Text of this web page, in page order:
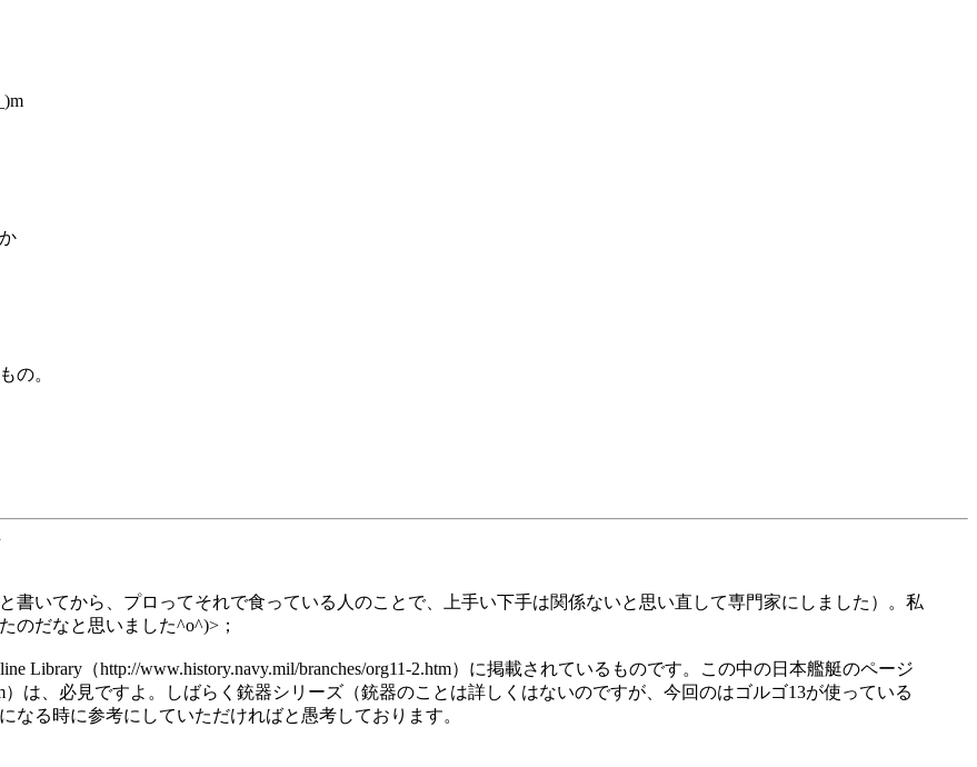
の。
いてから、プロってそれで食っている人のことで、上手い下手は関係ないと思い直して専門家にしました）。私
のだなと思いました^o^)>；
Library（http://www.history.navy.mil/branches/org11-2.htm）に掲載されているものです。この中の日本艦艇のページ
）は、必見ですよ。しばらく銃器シリーズ（銃器のことは詳しくはないのですが、今回のはゴルゴ13が使っている
る時に参考にしていただければと愚考しております。